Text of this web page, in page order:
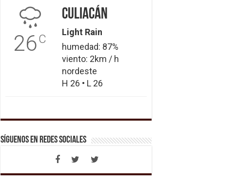
26C
Culiacán
Light Rain
humedad: 87%
viento: 2km / h
nordeste
H 26 • L 26
Síguenos en Redes Sociales